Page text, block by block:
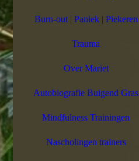
Burn-out | Paniek | Piekeren
Trauma
Over Mariet
Autobiografie Buigend Gras
Mindfulness Trainingen
Nascholingen trainers